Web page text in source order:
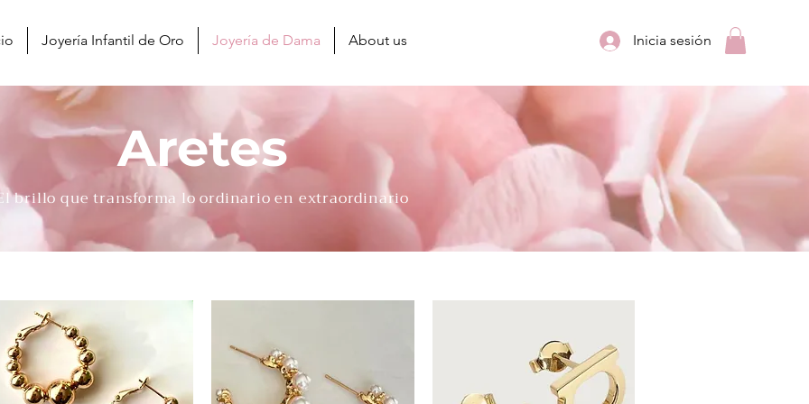
Joyería Infantil de Oro Joyería de Dama About us Inicia sesión
Aretes
brillo que transforma lo ordinario en extraordinario